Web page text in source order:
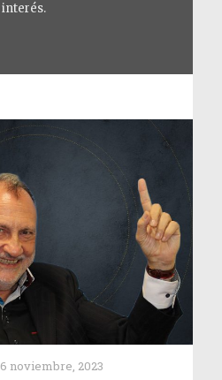
interés.
6 noviembre, 2023